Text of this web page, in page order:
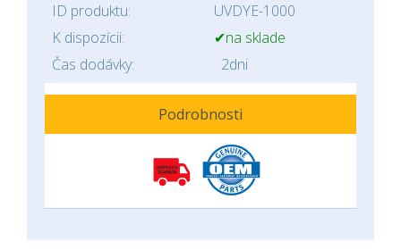
ID produktu:
UVDYE-1000
K dispozícii:
✔na sklade
Čas dodávky:
2dni
Podrobnosti